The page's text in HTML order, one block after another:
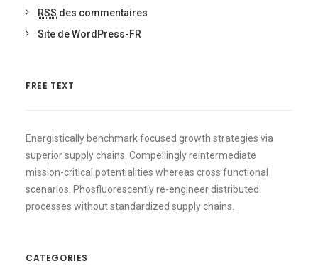
RSS des commentaires
Site de WordPress-FR
FREE TEXT
Energistically benchmark focused growth strategies via
superior supply chains. Compellingly reintermediate
mission-critical potentialities whereas cross functional
scenarios. Phosfluorescently re-engineer distributed
processes without standardized supply chains.
CATEGORIES